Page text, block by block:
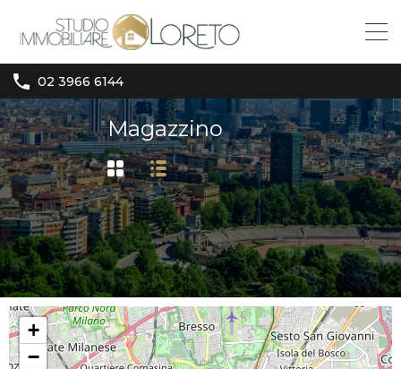
02 3966 6144
Magazzino
+
−